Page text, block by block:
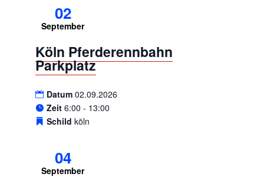
02
September
Köln Pferderennbahn
Parkplatz
Datum 02.09.2026
Zeit 6:00 - 13:00
Schild köln
04
September